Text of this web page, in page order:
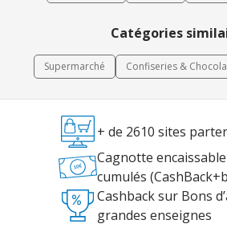
Catégories
Supermarché Confiseries &
+ de 2610 sites
Cagnotte
cumulés
Cashback sur Bons
grandes enseignes